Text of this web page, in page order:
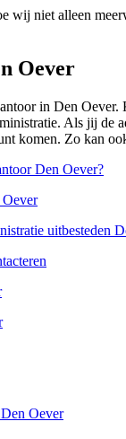
wij niet alleen
Oever
in Den
Als jij de
komen. Zo kan
Den Oever?
uitbesteden
Oever